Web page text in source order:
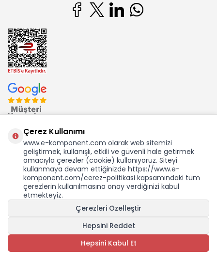
KDV Dahil Birim Fiyat
SEPETE EKLE
Ekom Elk. Elektronik San. ve Tic. A.Ş.'nin Tescilli Bir Markasıdır
T-SoftE-TicaretSistemleriyle Hazırlanmıştır.
Çerez Kullanımı
www.e-komponent.com olarak web sitemizi
geliştirmek, kullanışlı, etkili ve güvenli hale getirmek
amacıyla çerezler (cookie) kullanıyoruz. Siteyi
kullanmaya devam ettiğinizde https://www.e-
komponent.com/cerez-politikasi kapsamındaki tüm
çerezlerin kullanılmasına onay verdiğinizi kabul
etmekteyiz.
Çerezleri Özelleştir
Hepsini Reddet
Hepsini Kabul Et